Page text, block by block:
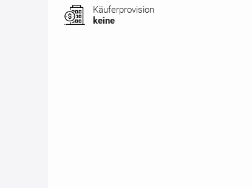
Käuferprovision
keine